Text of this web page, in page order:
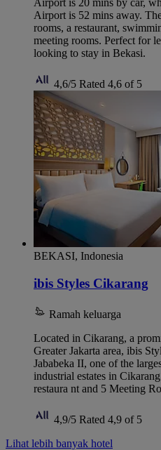
Airport is 20 mins by car,
Airport is 52 mins away.
rooms, a restaurant,
meeting rooms. Perfect for
looking to stay in Bekasi.
4,6/5 Rated 4,6 of 5
BEKASI, Indonesia
ibis Styles Cikarang
Ramah keluarga
Located in Cikarang, a
Greater Jakarta area, ibis
Jababeka II, one of the
industrial estates in
restaura nt and 5 Meeting
4,9/5 Rated 4,9 of 5
Lihat lebih banyak hotel